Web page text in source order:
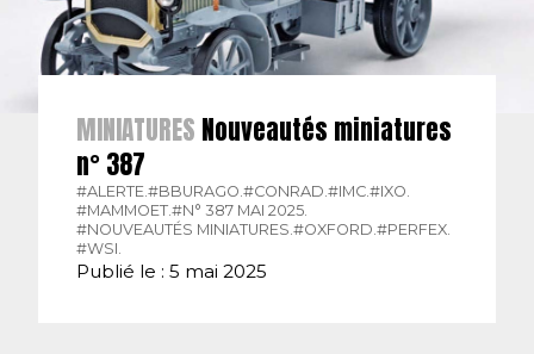
MINIATURES Nouveautés miniatures
n° 387
#ALERTE.#BBURAGO.#CONRAD.#IMC.#IXO.
#MAMMOET.#N° 387 MAI 2025.
#NOUVEAUTÉS MINIATURES.#OXFORD.#PERFEX.
#WSI.
Publié le : 5 mai 2025